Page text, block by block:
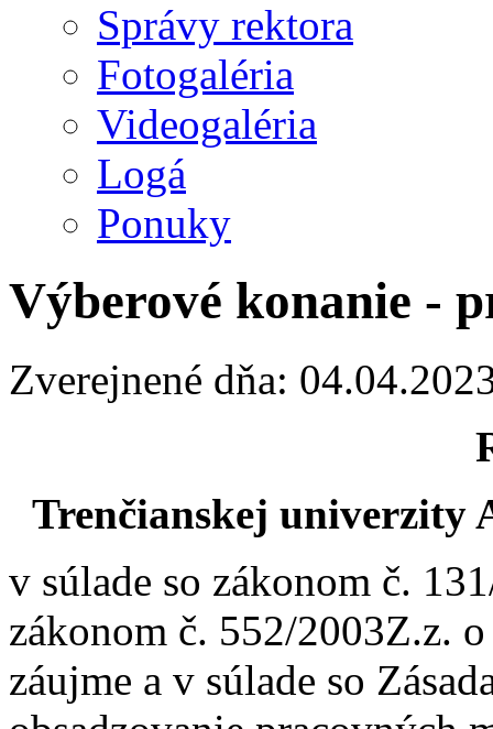
Správy rektora
Fotogaléria
Videogaléria
Logá
Ponuky
Výberové konanie -
Zverejnené dňa:
Trenčianskej univerzity
v súlade so zákonom č.
zákonom č. 552/2003Z.z.
záujme a v súlade so